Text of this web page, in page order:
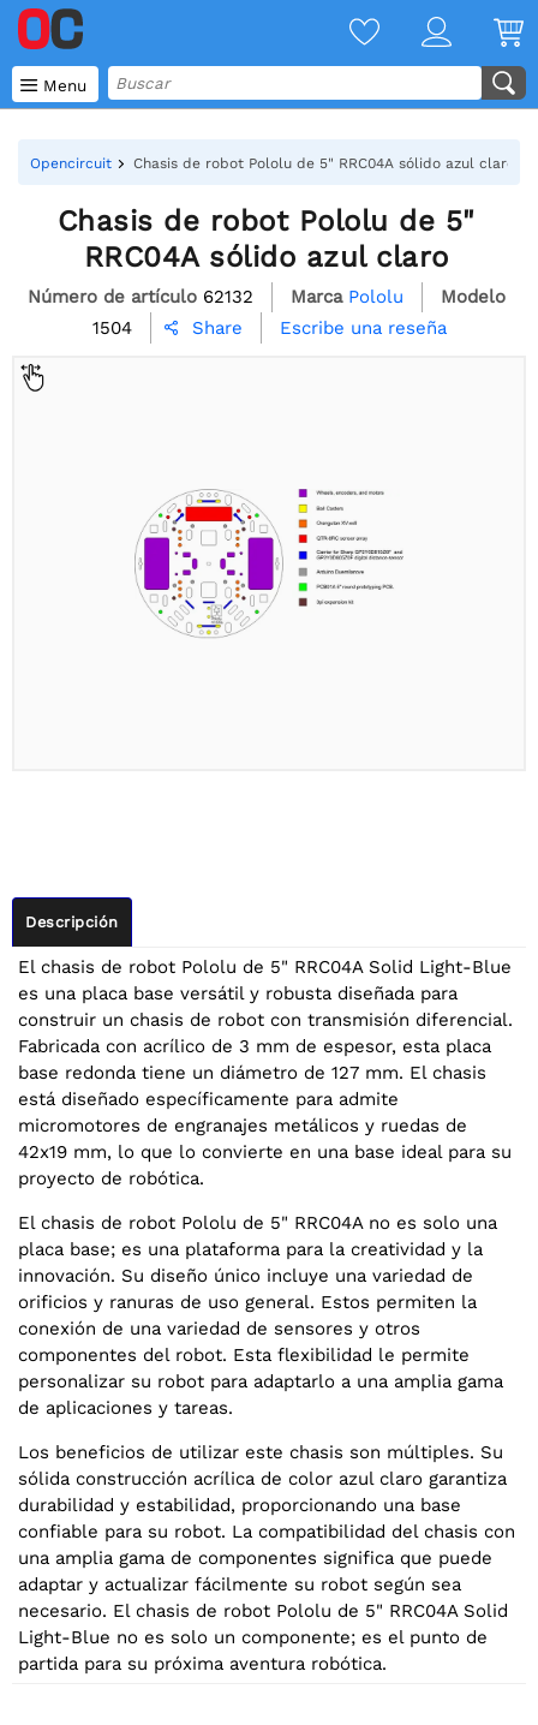
 Menu
Opencircuit Chasis de robot Pololu de 5" RRC04A sólido azul claro
Chasis de robot Pololu de 5"
RRC04A sólido azul claro
Número de artículo 62132 Marca Pololu
Modelo
1504
 Share Escribe una reseña
Descripción
El chasis de robot Pololu de 5" RRC04A Solid Light-Blue
es una placa base versátil y robusta diseñada para
construir un chasis de robot con transmisión diferencial.
Fabricada con acrílico de 3 mm de espesor, esta placa
base redonda tiene un diámetro de 127 mm. El chasis
está diseñado específicamente para admite
micromotores de engranajes metálicos y ruedas de
42x19 mm, lo que lo convierte en una base ideal para su
proyecto de robótica.
El chasis de robot Pololu de 5" RRC04A no es solo una
placa base; es una plataforma para la creatividad y la
innovación. Su diseño único incluye una variedad de
orificios y ranuras de uso general. Estos permiten la
conexión de una variedad de sensores y otros
componentes del robot. Esta flexibilidad le permite
personalizar su robot para adaptarlo a una amplia gama
de aplicaciones y tareas.
Los beneficios de utilizar este chasis son múltiples. Su
sólida construcción acrílica de color azul claro garantiza
durabilidad y estabilidad, proporcionando una base
confiable para su robot. La compatibilidad del chasis con
una amplia gama de componentes significa que puede
adaptar y actualizar fácilmente su robot según sea
necesario. El chasis de robot Pololu de 5" RRC04A Solid
Light-Blue no es solo un componente; es el punto de
partida para su próxima aventura robótica.